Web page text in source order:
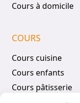
Cours à domicile
COURS
Cours cuisine
Cours enfants
Cours pâtisserie